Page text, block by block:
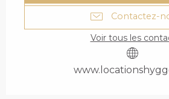
Contactez-
Voir tous les